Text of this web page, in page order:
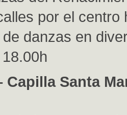
por el centro
danzas en
Capilla Santa